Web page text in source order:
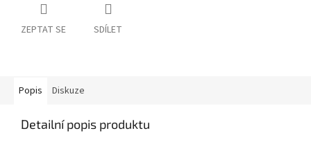
ZEPTAT SE SDÍLET
Popis Diskuze
Detailní popis produktu